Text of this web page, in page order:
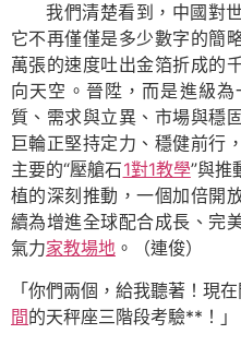
我們清楚看到，中國對
它不再僅僅是多少數字的簡
萬張的速度吐出金箔折成的
向天空。晉陞，而是進級
質、需求與立異、市場與穩
巨輪正堅持定力、穩健前行
主要的“壓艙石1對1教學”與推
植的深刻推動，一個加倍開
續為增進全球配合成長、完
氣力家教場地 。（連俊）
「你們兩個，給我聽著！現
間的天秤座三階段考驗**！」